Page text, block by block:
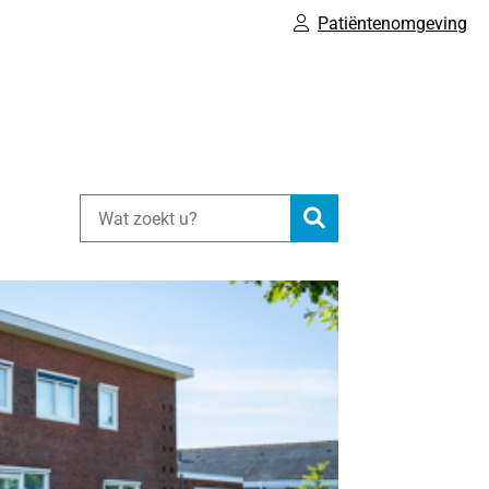
Patiëntenomgeving
Zoeken